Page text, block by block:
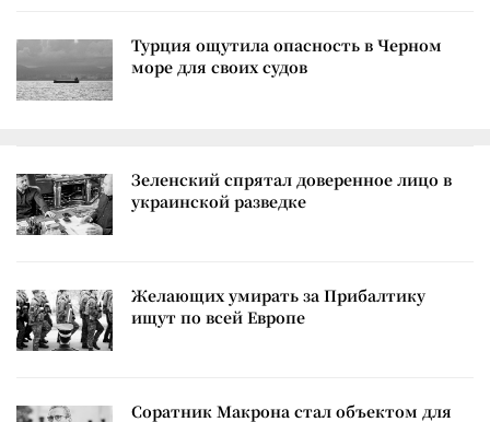
Турция ощутила опасность в Черном
море для своих судов
Зеленский спрятал доверенное лицо в
украинской разведке
Желающих умирать за Прибалтику
ищут по всей Европе
Соратник Макрона стал объектом для